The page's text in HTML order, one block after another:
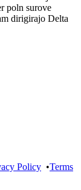
poln surove
dirigirajo Delta
Policy •Terms